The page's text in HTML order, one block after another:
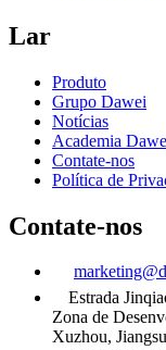
Lar
Produto
Grupo Dawei
Notícias
Academia
Contate-nos
Política de
Contate-nos
Estrada
Zona de
Xuzhou,